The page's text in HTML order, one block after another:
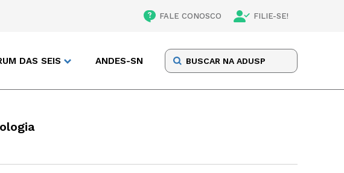
FALE CONOSCO FILIE-SE!
DAS SEIS ANDES-SN